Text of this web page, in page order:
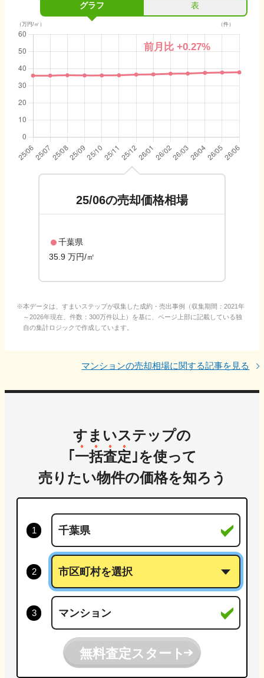
グラフ 表
（万円/㎡） （件）
前月比+0.27%
25/06の売却価格相場
千葉県
35.9 万円/㎡
本データは、すまいステップが収集した成約・売出事例（収集期間：2021年
～2026年現在、件数：300万件以上）を基に、ページ上部に記載している独
自の集計ロジックで作成しています。
マンションの売却相場に関する記事を見る
すまいステップの
｢ 一括査定｣を使って
売りたい物件の価格を知ろう
無料査定スタート